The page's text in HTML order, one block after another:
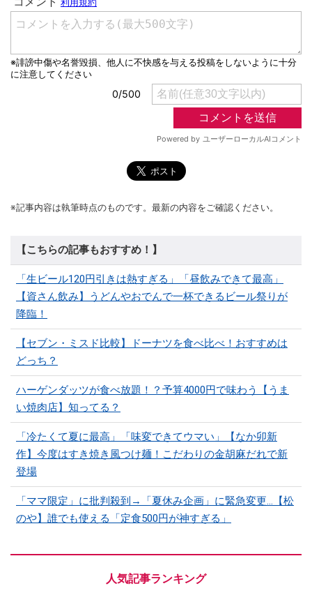
※記事内容は執筆時点のものです。最新の内容をご確認ください。
【こちらの記事もおすすめ！】
「生ビール120円引きは熱すぎる」「昼飲みできて最高」
【資さん飲み】うどんやおでんで一杯できるビール祭りが
降臨！
【セブン・ミスド比較】ドーナツを食べ比べ！おすすめは
どっち？
ハーゲンダッツが食べ放題！？予算4000円で味わう【うま
い焼肉店】知ってる？
「冷たくて夏に最高」「味変できてウマい」【なか卯新
作】今度はすき焼き風つけ麺！こだわりの金胡麻だれで新
登場
「ママ限定」に批判殺到→「夏休み企画」に緊急変更…【松
のや】誰でも使える「定食500円が神すぎる」